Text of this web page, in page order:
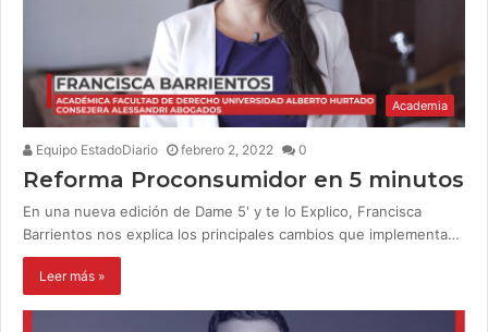
Academia
Equipo EstadoDiario febrero 2, 2022 0
Reforma Proconsumidor en 5 minutos
En una nueva edición de Dame 5' y te lo Explico, Francisca
Barrientos nos explica los principales cambios que implementa…
Leer más »